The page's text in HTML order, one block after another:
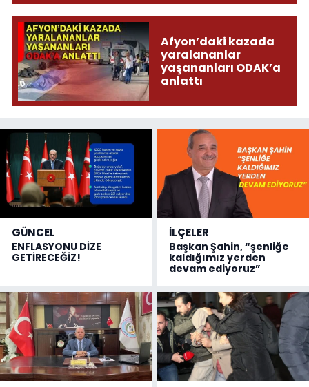
Afyon’daki kazada
yaralananlar
yaşananları ODAK’a
anlattı
GÜNCEL
ENFLASYONU DİZE
GETİRECEĞİZ!
İLÇELER
Başkan Şahin, “şenliğe
kaldığımız yerden
devam ediyoruz”